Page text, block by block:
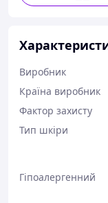
Виробник
Країна виробник
Фактор захисту
Тип шкіри
Гіпоалергенний